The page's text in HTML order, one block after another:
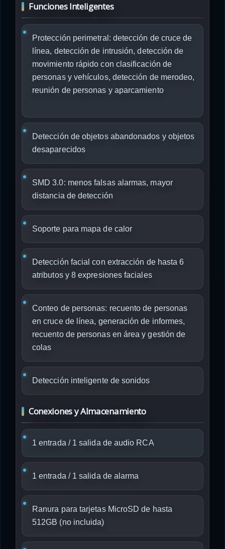
Funciones Inteligentes
Protección perimetral: detección de cruce de
línea, detección de intrusión, detección de
movimiento rápido con clasificación de
personas y vehículos, detección de merodeo,
reunión de personas y aparcamiento
Detección de objetos abandonados y objetos
desaparecidos
SMD 3.0: menos falsas alarmas, mayor
distancia de detección
Soporte para mapa de calor
Detección facial con extracción de hasta 6
atributos y 8 expresiones faciales
Conteo de personas: recuento de personas
en cruce de línea, generación de informes,
recuento de personas en área y gestión de
colas
Detección inteligente de sonidos
Conexiones y Almacenamiento
1 entrada / 1 salida de audio RCA
1 entrada / 1 salida de alarma
Ranura para tarjetas MicroSD de hasta
512GB (no incluida)